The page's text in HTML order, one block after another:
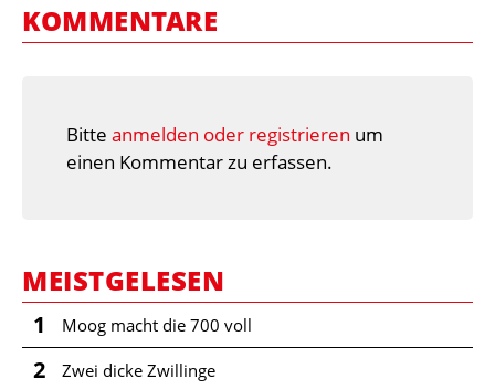
KOMMENTARE
Bitte anmelden oder registrieren um
einen Kommentar zu erfassen.
MEISTGELESEN
1 Moog macht die 700 voll
2 Zwei dicke Zwillinge